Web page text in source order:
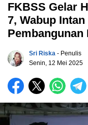
FKBSS Gelar
7, Wabup
Pembangunan
Sri Riska - Penulis
Senin, 12 Mei 2025